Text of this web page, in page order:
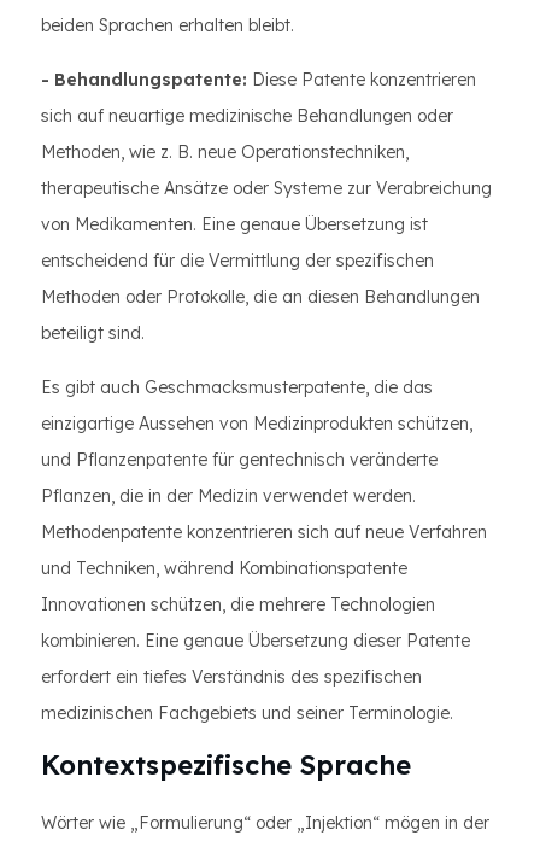
beiden Sprachen erhalten bleibt.
- Behandlungspatente: Diese Patente konzentrieren
sich auf neuartige medizinische Behandlungen oder
Methoden, wie z. B. neue Operationstechniken,
therapeutische Ansätze oder Systeme zur Verabreichung
von Medikamenten. Eine genaue Übersetzung ist
entscheidend für die Vermittlung der spezifischen
Methoden oder Protokolle, die an diesen Behandlungen
beteiligt sind.
Es gibt auch Geschmacksmusterpatente, die das
einzigartige Aussehen von Medizinprodukten schützen,
und Pflanzenpatente für gentechnisch veränderte
Pflanzen, die in der Medizin verwendet werden.
Methodenpatente konzentrieren sich auf neue Verfahren
und Techniken, während Kombinationspatente
Innovationen schützen, die mehrere Technologien
kombinieren. Eine genaue Übersetzung dieser Patente
erfordert ein tiefes Verständnis des spezifischen
medizinischen Fachgebiets und seiner Terminologie.
Kontextspezifische Sprache
Wörter wie „Formulierung“ oder „Injektion“ mögen in der